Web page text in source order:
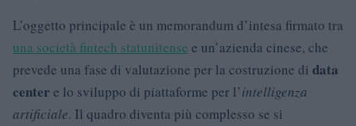
L’oggetto principale è un memorandum d’intesa firmato tra
una società fintech statunitense e un’azienda cinese, che
prevede una fase di valutazione per la costruzione di data
center e lo sviluppo di piattaforme per l’intelligenza
artificiale. Il quadro diventa più complesso se si